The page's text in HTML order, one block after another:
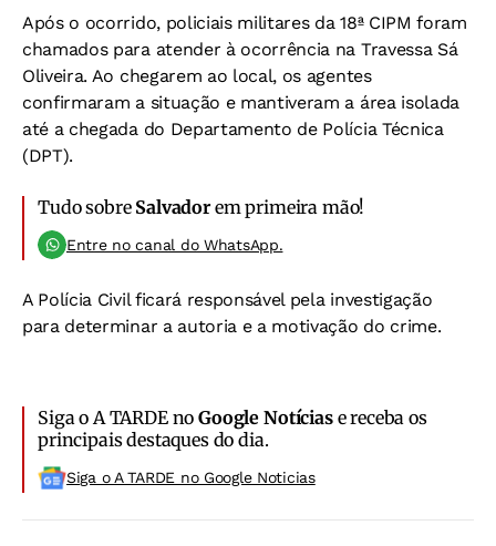
Após o ocorrido, policiais militares da 18ª CIPM foram
chamados para atender à ocorrência na Travessa Sá
Oliveira. Ao chegarem ao local, os agentes
confirmaram a situação e mantiveram a área isolada
até a chegada do Departamento de Polícia Técnica
(DPT).
Tudo sobre Salvadorem primeira mão!
Entre no canal do WhatsApp.
A Polícia Civil ficará responsável pela investigação
para determinar a autoria e a motivação do crime.
Siga o A TARDE noGoogle Notíciase receba os
principais destaques do dia.
Siga o A TARDE no Google Noticias